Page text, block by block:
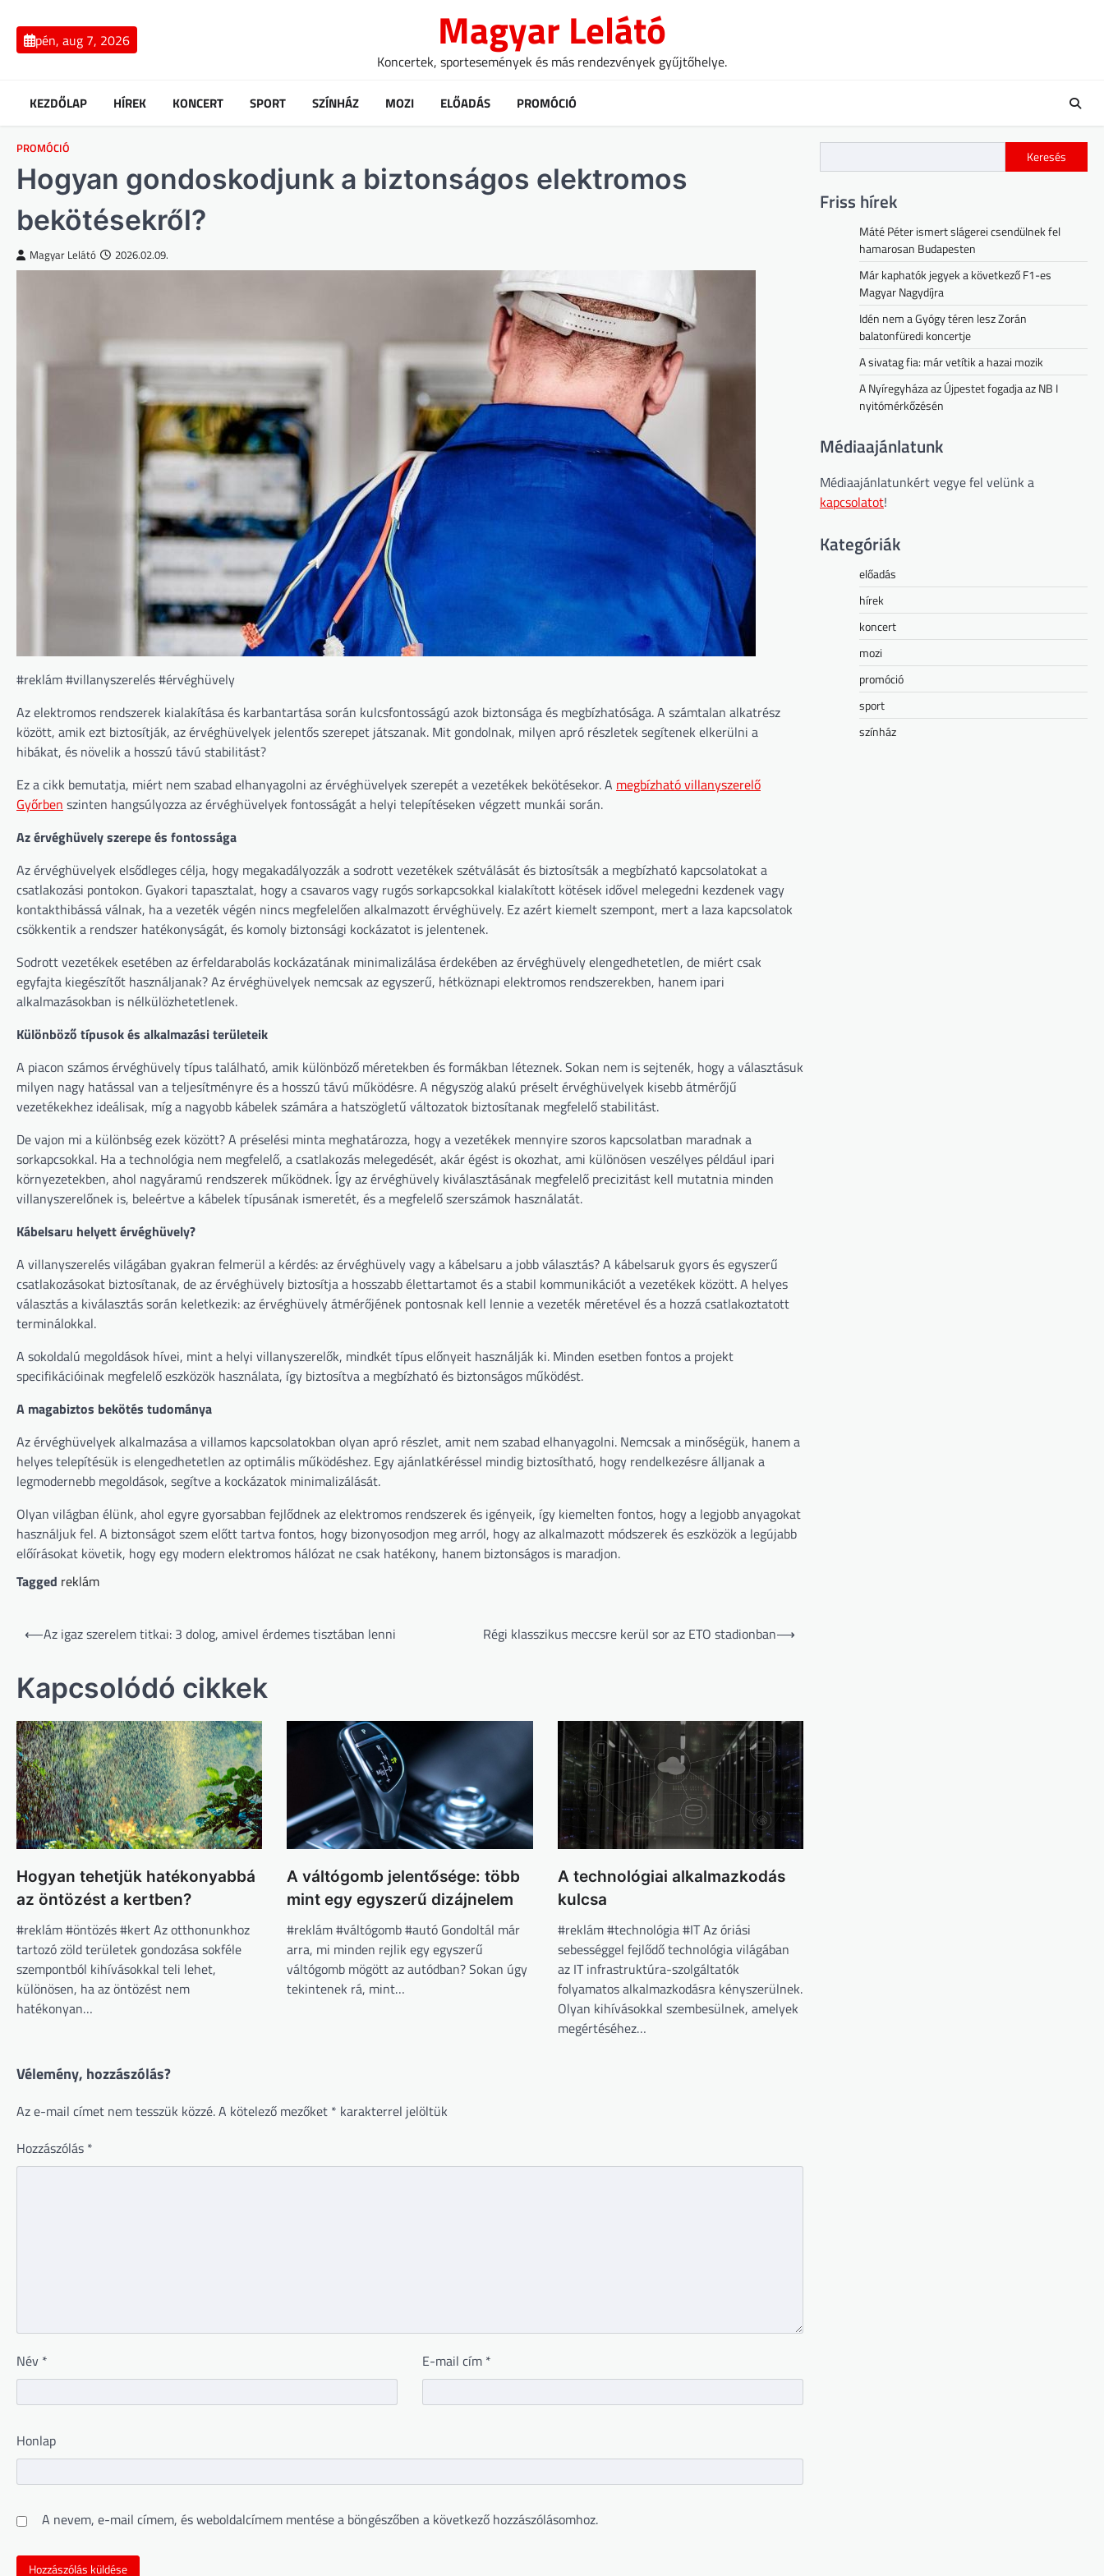
contentpén, aug 7, 2026 Magyar Lelátó
Koncertek, sportesemények és más rendezvények gyűjtőhelye.
KEZDŐLAP HÍREK KONCERT SPORT SZÍNHÁZ MOZI ELŐADÁS PROMÓCIÓ
PROMÓCIÓ
Hogyan gondoskodjunk a biztonságos elektromos
bekötésekről?
Magyar Lelátó 2026.02.09.
#reklám #villanyszerelés #érvéghüvely
Az elektromos rendszerek kialakítása és karbantartása során kulcsfontosságú azok biztonsága és megbízhatósága. A számtalan alkatrész
között, amik ezt biztosítják, az érvéghüvelyek jelentős szerepet játszanak. Mit gondolnak, milyen apró részletek segítenek elkerülni a
hibákat, és növelik a hosszú távú stabilitást?
Ez a cikk bemutatja, miért nem szabad elhanyagolni az érvéghüvelyek szerepét a vezetékek bekötésekor. A megbízható villanyszerelő
Győrben szinten hangsúlyozza az érvéghüvelyek fontosságát a helyi telepítéseken végzett munkái során.
Az érvéghüvely szerepe és fontossága
Az érvéghüvelyek elsődleges célja, hogy megakadályozzák a sodrott vezetékek szétválását és biztosítsák a megbízható kapcsolatokat a
csatlakozási pontokon. Gyakori tapasztalat, hogy a csavaros vagy rugós sorkapcsokkal kialakított kötések idővel melegedni kezdenek vagy
kontakthibássá válnak, ha a vezeték végén nincs megfelelően alkalmazott érvéghüvely. Ez azért kiemelt szempont, mert a laza kapcsolatok
csökkentik a rendszer hatékonyságát, és komoly biztonsági kockázatot is jelentenek.
Sodrott vezetékek esetében az érfeldarabolás kockázatának minimalizálása érdekében az érvéghüvely elengedhetetlen, de miért csak
egyfajta kiegészítőt használjanak? Az érvéghüvelyek nemcsak az egyszerű, hétköznapi elektromos rendszerekben, hanem ipari
alkalmazásokban is nélkülözhetetlenek.
Különböző típusok és alkalmazási területeik
A piacon számos érvéghüvely típus található, amik különböző méretekben és formákban léteznek. Sokan nem is sejtenék, hogy a választásuk
milyen nagy hatással van a teljesítményre és a hosszú távú működésre. A négyszög alakú préselt érvéghüvelyek kisebb átmérőjű
vezetékekhez ideálisak, míg a nagyobb kábelek számára a hatszögletű változatok biztosítanak megfelelő stabilitást.
De vajon mi a különbség ezek között? A préselési minta meghatározza, hogy a vezetékek mennyire szoros kapcsolatban maradnak a
sorkapcsokkal. Ha a technológia nem megfelelő, a csatlakozás melegedését, akár égést is okozhat, ami különösen veszélyes például ipari
környezetekben, ahol nagyáramú rendszerek működnek. Így az érvéghüvely kiválasztásának megfelelő precizitást kell mutatnia minden
villanyszerelőnek is, beleértve a kábelek típusának ismeretét, és a megfelelő szerszámok használatát.
Kábelsaru helyett érvéghüvely?
A villanyszerelés világában gyakran felmerül a kérdés: az érvéghüvely vagy a kábelsaru a jobb választás? A kábelsaruk gyors és egyszerű
csatlakozásokat biztosítanak, de az érvéghüvely biztosítja a hosszabb élettartamot és a stabil kommunikációt a vezetékek között. A helyes
választás a kiválasztás során keletkezik: az érvéghüvely átmérőjének pontosnak kell lennie a vezeték méretével és a hozzá csatlakoztatott
terminálokkal.
A sokoldalú megoldások hívei, mint a helyi villanyszerelők, mindkét típus előnyeit használják ki. Minden esetben fontos a projekt
specifikációinak megfelelő eszközök használata, így biztosítva a megbízható és biztonságos működést.
A magabiztos bekötés tudománya
Az érvéghüvelyek alkalmazása a villamos kapcsolatokban olyan apró részlet, amit nem szabad elhanyagolni. Nemcsak a minőségük, hanem a
helyes telepítésük is elengedhetetlen az optimális működéshez. Egy ajánlatkéréssel mindig biztosítható, hogy rendelkezésre álljanak a
legmodernebb megoldások, segítve a kockázatok minimalizálását.
Olyan világban élünk, ahol egyre gyorsabban fejlődnek az elektromos rendszerek és igényeik, így kiemelten fontos, hogy a legjobb anyagokat
használjuk fel. A biztonságot szem előtt tartva fontos, hogy bizonyosodjon meg arról, hogy az alkalmazott módszerek és eszközök a legújabb
előírásokat követik, hogy egy modern elektromos hálózat ne csak hatékony, hanem biztonságos is maradjon.
Tagged reklám
Bejegyzés
⟵Az igaz szerelem titkai: 3 dolog, amivel érdemes tisztában lenni Régi klasszikus meccsre kerül sor az ETO stadionban⟶
Kapcsolódó cikkek
Hogyan tehetjük hatékonyabbá
az öntözést a kertben?
#reklám #öntözés #kert Az otthonunkhoz
tartozó zöld területek gondozása sokféle
szempontból kihívásokkal teli lehet,
különösen, ha az öntözést nem
hatékonyan…
A váltógomb jelentősége: több
mint egy egyszerű dizájnelem
#reklám #váltógomb #autó Gondoltál már
arra, mi minden rejlik egy egyszerű
váltógomb mögött az autódban? Sokan úgy
tekintenek rá, mint…
A technológiai alkalmazkodás
kulcsa
#reklám #technológia #IT Az óriási
sebességgel fejlődő technológia világában
az IT infrastruktúra-szolgáltatók
folyamatos alkalmazkodásra kényszerülnek.
Olyan kihívásokkal szembesülnek, amelyek
megértéséhez…
Vélemény, hozzászólás?
Az e-mail címet nem tesszük közzé.A kötelező mezőket * karakterrel jelöltük
Hozzászólás *
Név * E-mail cím *
Honlap
A nevem, e-mail címem, és weboldalcímem mentése a böngészőben a következő hozzászólásomhoz.
Keresés
Friss hírek
Máté Péter ismert slágerei csendülnek fel
hamarosan Budapesten
Már kaphatók jegyek a következő F1-es
Magyar Nagydíjra
Idén nem a Gyógy téren lesz Zorán
balatonfüredi koncertje
A sivatag fia: már vetítik a hazai mozik
A Nyíregyháza az Újpestet fogadja az NB I
nyitómérkőzésén
Médiaajánlatunk
Médiaajánlatunkért vegye fel velünk a
kapcsolatot!
Kategóriák
előadás
hírek
koncert
mozi
promóció
sport
színház